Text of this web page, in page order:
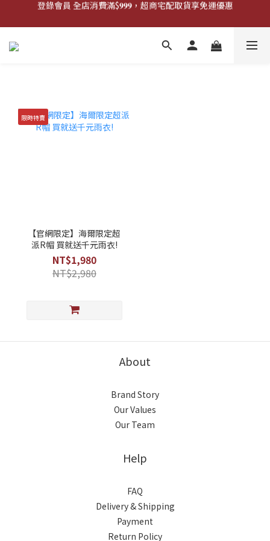
登錄會員 全店消費滿$𝟗𝟗𝟗，超商宅配取貨享免運優惠
登錄會員 全店消費滿$𝟗𝟗𝟗，超商宅配取貨享免運優惠
歡迎來門市試戴尺寸
限時特賣
【官網限定】海爾限定超
派R帽 買就送千元雨衣!
NT$1,980
NT$2,980
About
Brand Story
Our Values
Our Team
Help
FAQ
Delivery & Shipping
Payment
Return Policy